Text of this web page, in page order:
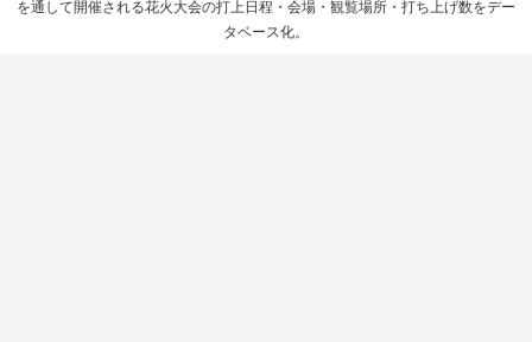
を通して開催される花火大会の打上日程・会場・観覧場所・打ち上げ数をデー
タベース化。